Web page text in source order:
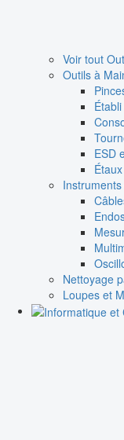
Voir tout
Outils à
ESD
Nettoyage
Loupes et